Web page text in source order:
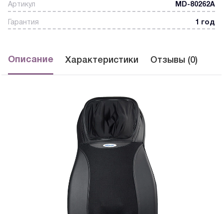
Артикул MD-80262A
Гарантия 1 год
Описание Характеристики Отзывы (0)